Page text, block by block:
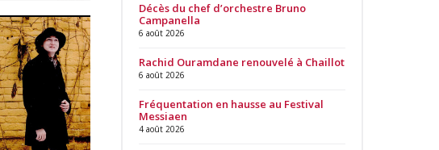
Décès du chef d’orchestre Bruno
Campanella
6 août 2026
Rachid Ouramdane renouvelé à Chaillot
6 août 2026
Fréquentation en hausse au Festival
Messiaen
4 août 2026